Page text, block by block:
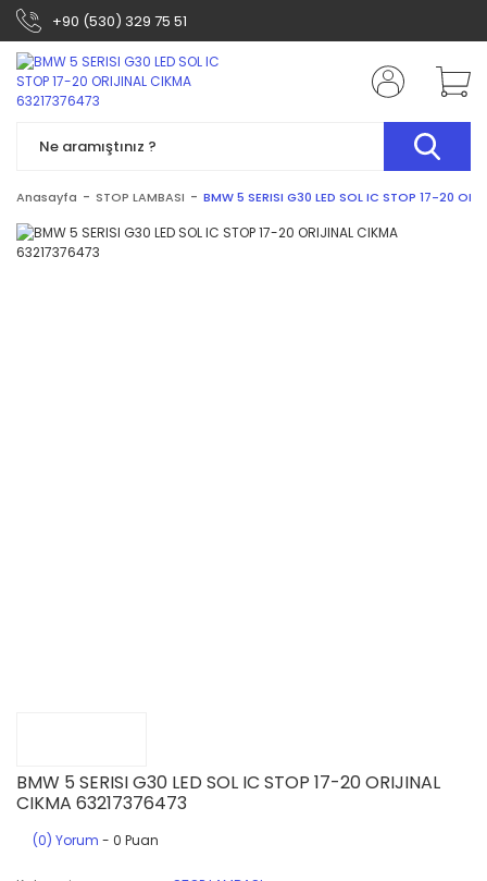
+90 (530) 329 75 51
Anasayfa STOP LAMBASI BMW 5 SERISI G30 LED SOL IC STOP 17-20
BMW 5 SERISI G30 LED SOL IC STOP 17-20 ORIJINAL
CIKMA 63217376473
(0) Yorum - 0 Puan